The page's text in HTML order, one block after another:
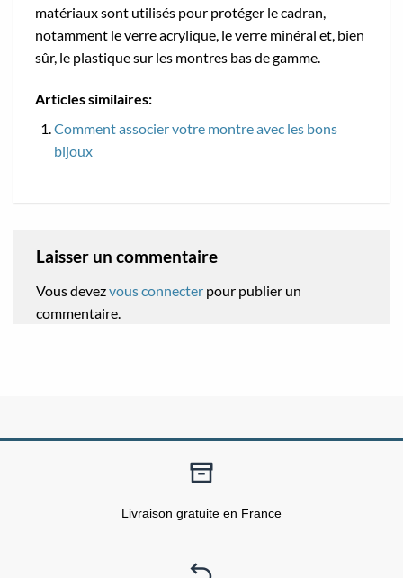
matériaux sont utilisés pour protéger le cadran,
notamment le verre acrylique, le verre minéral et, bien
sûr, le plastique sur les montres bas de gamme.
Articles similaires:
Comment associer votre montre avec les bons
bijoux
Laisser un commentaire
Vous devezvous connecter pour publier un
commentaire.
Livraison gratuite en France